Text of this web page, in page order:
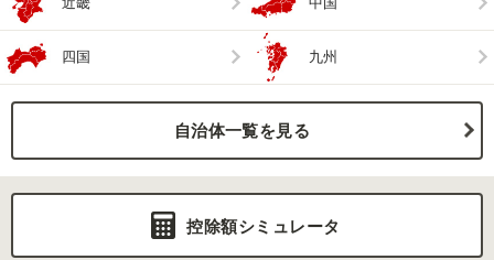
四国 九州
自治体一覧を見る
控除額シミュレータ